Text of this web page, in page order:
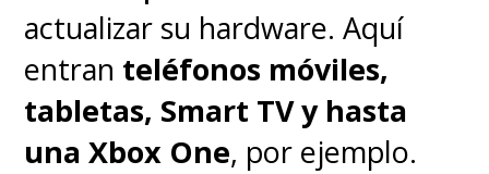
actualizar su hardware. Aquí
entran teléfonos móviles,
tabletas, Smart TV y hasta
una Xbox One, por ejemplo.